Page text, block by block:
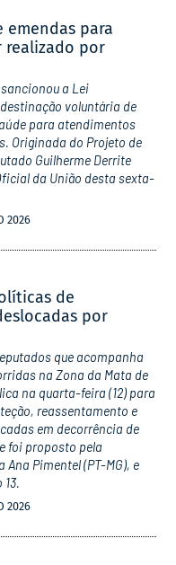
emendas para
por
a Lei
voluntária de
para atendimentos
Originada do Projeto de
Guilherme Derrite
da União desta sexta-
2026
de
por
que acompanha
na Zona da Mata de
na quarta-feira (12) para
reassentamento e
em decorrência de
foi proposto pela
Pimentel (PT-MG), e
2026